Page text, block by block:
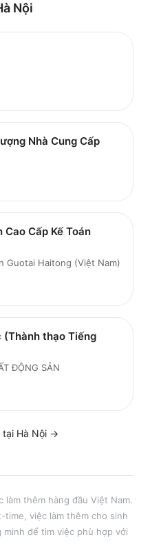
Nội
Nhà Cung Cấp
Cao Cấp Kế Toán
Guotai Haitong (Việt Nam)
(Thành thạo Tiếng
ĐỘNG SẢN
tại Hà Nội →
làm thêm hàng đầu Việt Nam.
time, việc làm thêm cho sinh
minh để tìm việc phù hợp với